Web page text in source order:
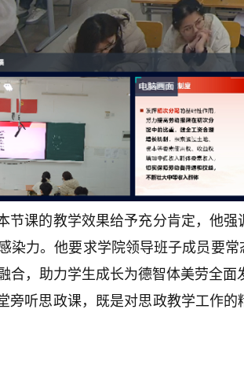
节课的教学效果给予充分肯定，他
染力。他要求学院领导班子成员要
合，助力学生成长为德智体美劳全面
旁听思政课，既是对思政教学工作